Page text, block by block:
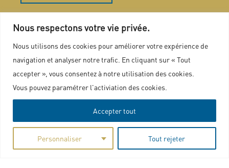
Nous respectons votre vie privée.
Nous utilisons des cookies pour améliorer votre expérience de
navigation et analyser notre trafic. En cliquant sur « Tout
accepter », vous consentez à notre utilisation des cookies.
Vous pouvez paramétrer l'activiation des cookies.
Personnaliser Tout rejeter
Accepter tout
Plan du site
Marchés publics
Mentions légales
Politique de confidentialité
Charte graphique